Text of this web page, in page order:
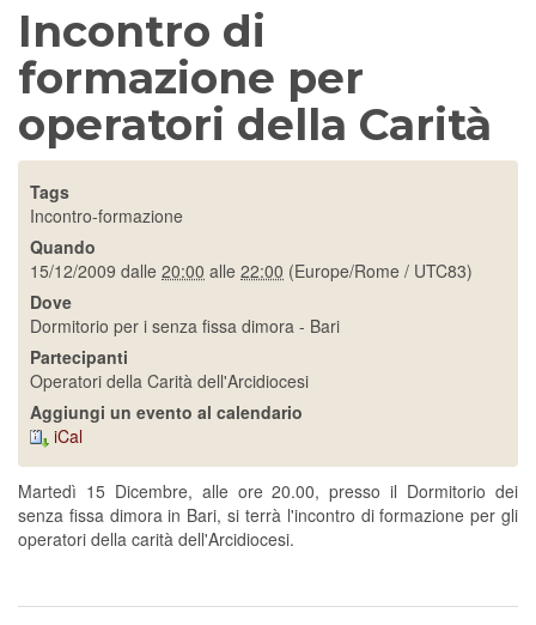
Incontro di
formazione per
operatori della Carità
Tags
Incontro-formazione
Quando
15/12/2009 dalle 20:00 alle 22:00 (Europe/Rome / UTC83)
Dove
Dormitorio per i senza fissa dimora - Bari
Partecipanti
Operatori della Carità dell'Arcidiocesi
Aggiungi un evento al calendario
iCal
Martedì 15 Dicembre, alle ore 20.00, presso il Dormitorio dei
senza fissa dimora in Bari, si terrà l'incontro di formazione per gli
operatori della carità dell'Arcidiocesi.